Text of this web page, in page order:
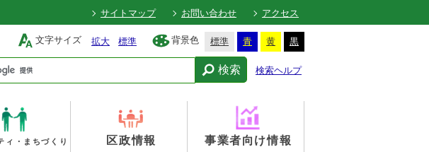
サイトマップ お問い合わせ アクセス
文字サイズ 拡大 標準 背景色 標準 青 黄 黒
検索 検索ヘルプ
ィ・まちづくり 区政情報 事業者向け情報